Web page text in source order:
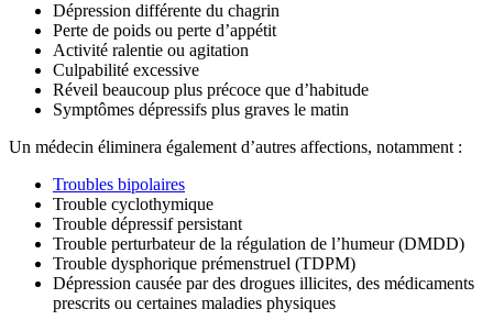
Dépression différente du chagrin
Perte de poids ou perte d’appétit
Activité ralentie ou agitation
Culpabilité excessive
Réveil beaucoup plus précoce que d’habitude
Symptômes dépressifs plus graves le matin
Un médecin éliminera également d’autres affections, notamment :
Troubles bipolaires
Trouble cyclothymique
Trouble dépressif persistant
Trouble perturbateur de la régulation de l’humeur (DMDD)
Trouble dysphorique prémenstruel (TDPM)
Dépression causée par des drogues illicites, des médicaments
prescrits ou certaines maladies physiques